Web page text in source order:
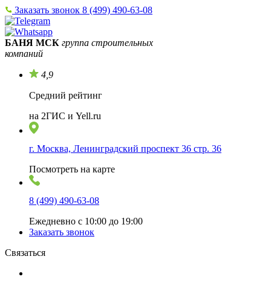
Заказать звонок 8 (499) 490-63-08
БАНЯ МСК группа строительных
компаний
4,9
Средний рейтинг
на 2ГИС и Yell.ru
г. Москва, Ленинградский проспект 36 стр. 36
Посмотреть на карте
8 (499) 490-63-08
Ежедневно с 10:00 до 19:00
Заказать звонок
Связаться